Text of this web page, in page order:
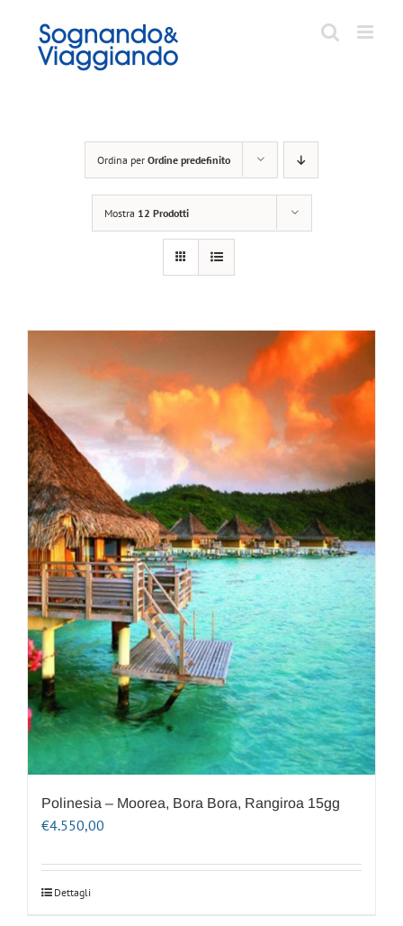
contenuto
Ordina per Ordine predefinito
Mostra 12 Prodotti
Polinesia – Moorea, Bora Bora, Rangiroa 15gg
€4.550,00
Dettagli